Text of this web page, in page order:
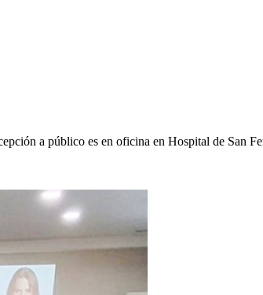
a público es en oficina en Hospital de San